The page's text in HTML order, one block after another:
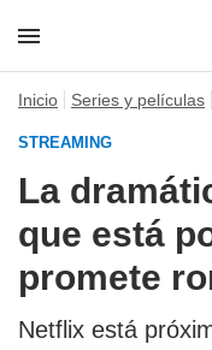
Inicio Series y películas
STREAMING
La
que está
promete
Netflix está